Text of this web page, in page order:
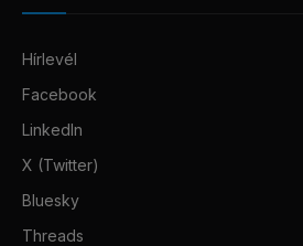
Hírlevél
Facebook
LinkedIn
X (Twitter)
Bluesky
Threads